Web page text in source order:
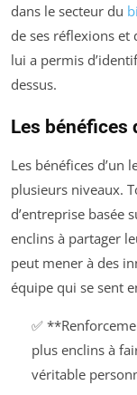
dans le secteur du
de ses réflexions et
lui a permis
dessus.
Les bénéfices
Les bénéfices d’un
plusieurs niveaux.
d’entreprise basée
enclins à partager
peut mener à des
équipe qui se sent
✅
plus enclins à
véritable